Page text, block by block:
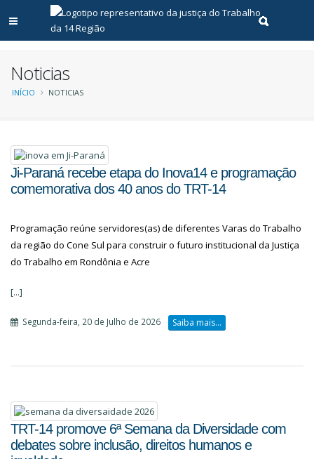
Abrir menu principal
Realizar
Noticias
Trilha
navegação
INÍCIO NOTICIAS
Ji-Paraná recebe etapa do Inova14 e programação
comemorativa dos 40 anos do TRT-14
Programação reúne servidores(as) de diferentes Varas do Trabalho
da região do Cone Sul para construir o futuro institucional da Justiça
do Trabalho em Rondônia e Acre
[...]
Segunda-feira, 20 de Julho de 2026 Saiba mais...
TRT-14 promove 6ª Semana da Diversidade com
debates sobre inclusão, direitos humanos e